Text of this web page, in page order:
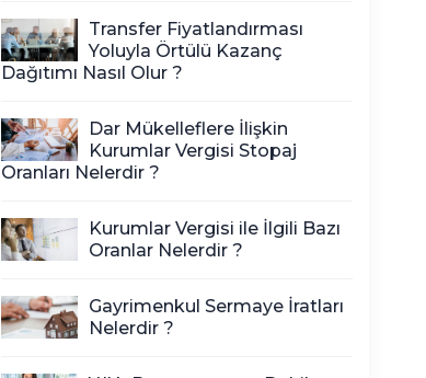
Transfer Fiyatlandırması
Yoluyla Örtülü Kazanç
Dağıtımı Nasıl Olur ?
Dar Mükelleflere İlişkin
Kurumlar Vergisi Stopaj
Oranları Nelerdir ?
Kurumlar Vergisi ile İlgili Bazı
Oranlar Nelerdir ?
Gayrimenkul Sermaye İratları
Nelerdir ?